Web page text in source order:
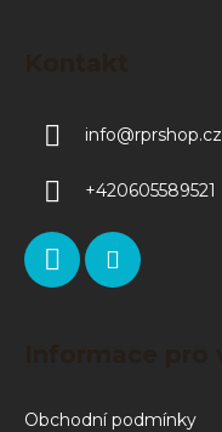
info@rprshop.cz
+420605589521
Obchodní podmínky